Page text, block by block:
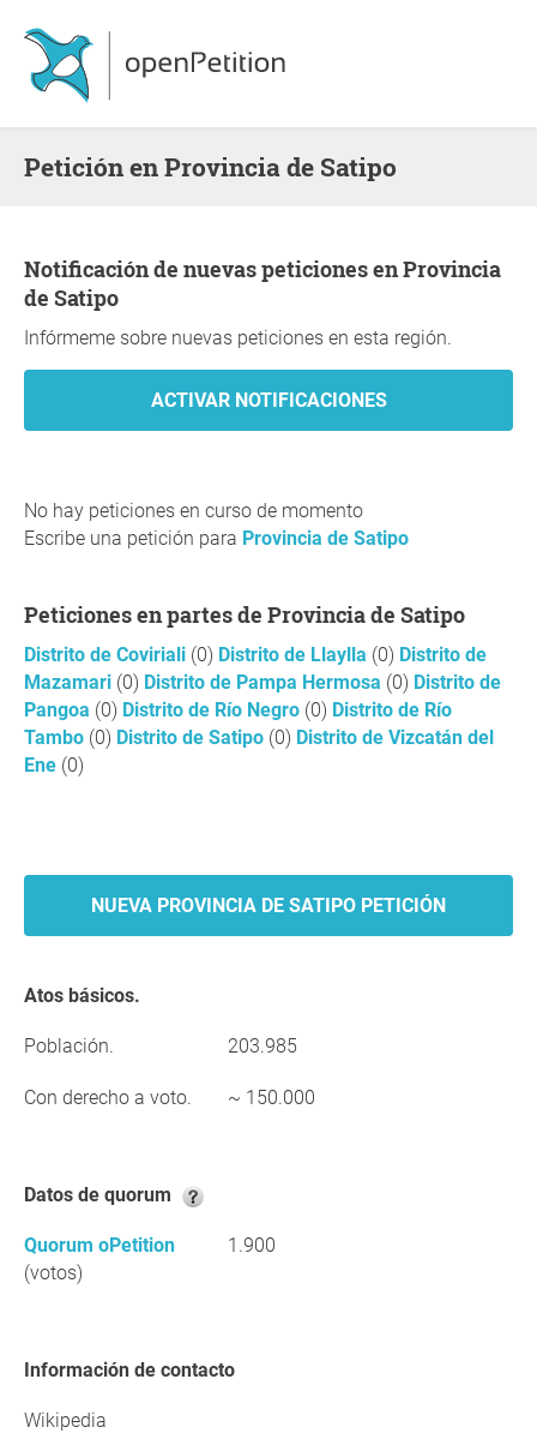
Petición en Provincia de Satipo
Notificación de nuevas peticiones en Provincia
de Satipo
Infórmeme sobre nuevas peticiones en esta región.
No hay peticiones en curso de momento
Escribe una petición para Provincia de Satipo
Peticiones en partes de Provincia de Satipo
Distrito de Coviriali (0) Distrito de Llaylla (0) Distrito de
Mazamari (0) Distrito de Pampa Hermosa (0) Distrito de
Pangoa (0) Distrito de Río Negro (0) Distrito de Río
Tambo (0) Distrito de Satipo (0) Distrito de Vizcatán del
Ene (0)
NUEVA PROVINCIA DE SATIPO PETICIÓN
Atos básicos.
Población. 203.985
Con derecho a voto. ~ 150.000
Datos de quorum
Quorum oPetition
(votos)
1.900
Información de contacto
Wikipedia